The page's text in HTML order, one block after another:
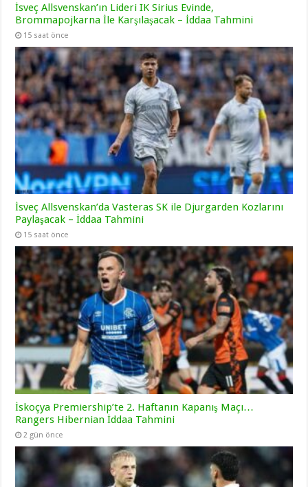
İsveç Allsvenskan’ın Lideri IK Sirius Evinde,
Brommapojkarna İle Karşılaşacak – İddaa Tahmini
15 saat önce
İsveç Allsvenskan’da Vasteras SK ile Djurgarden Kozlarını
Paylaşacak – İddaa Tahmini
15 saat önce
İskoçya Premiership’te 2. Haftanın Kapanış Maçı…
Rangers Hibernian İddaa Tahmini
2 gün önce